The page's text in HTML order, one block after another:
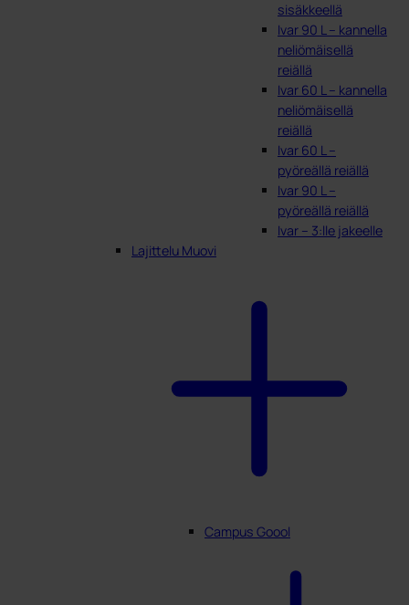
sisäkkeellä
Ivar 90 L – kannella
neliömäisellä
reiällä
Ivar 60 L – kannella
neliömäisellä
reiällä
Ivar 60 L –
pyöreällä reiällä
Ivar 90 L –
pyöreällä reiällä
Ivar – 3:lle jakeelle
Lajittelu Muovi
Campus Goool